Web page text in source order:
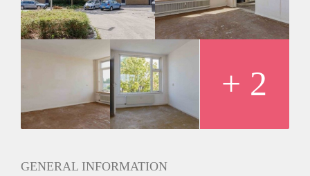
+ 2
GENERAL INFORMATION